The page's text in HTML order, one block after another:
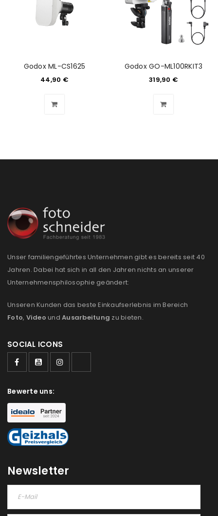
ANMELDEN
Passwort*
REGISTRIEREN
Ein Link zum Erstellen eines neuen Passworts wird an
NEWSLETTER ABONNIEREN
Please select all the ways you would like to hear from
Ja, ich möchte ein Kundenkonto eröffnen und
akzeptiere die
REGISTRIEREN
Godox ML-CS1625
44,90 €
Godox GO-ML100RKIT3
319,90 €
Unser familiengeführtes Unternehmen gibt es bereits seit 40
Jahren. Dabei hat sich in all den Jahren nichts an unserer
Unternehmensphilosophie geändert:
Unseren Kunden das beste Einkaufserlebnis im Bereich
Foto, Video und Ausarbeitung zu bieten.
SOCIAL ICONS
Bewerte uns:
Newsletter